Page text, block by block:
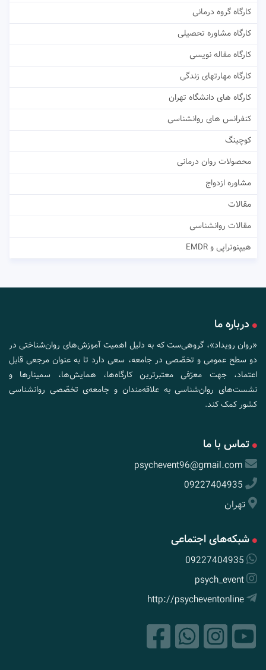
کارگاه گروه درمانی
کارگاه مشاوره تحصیلی
کارگاه مقاله نویسی
کارگاه مهارتهای زندگی
کارگاه های دانشگاه تهران
کنفرانس های روانشناسی
کوچینگ
محصولات روان درمانی
مشاوره ازدواج
مقالات
مقالات روانشناسی
هیپنوتراپی و EMDR
درباره ما
«روان رویداد»، گروهی‌ست که به دلیل اهمیت آموزش‌های روان‌شناختی در
دو سطح عمومی و تخصّصی در جامعه، سعی دارد تا به عنوان مرجعی قابل
اعتماد، جهت معرّفی معتبرترین کارگاه‌ها، همایش‌ها، سمینارها و
نشست‌های روان‌شناسی به علاقه‌مندان و جامعه‌ی تخصّصی روانشناسی
کشور کمک کند.
تماس با ما
psychevent96@gmail.com
09227404935
تهران
شبکه‌های اجتماعی
09227404935
psych_event
http://psycheventonline